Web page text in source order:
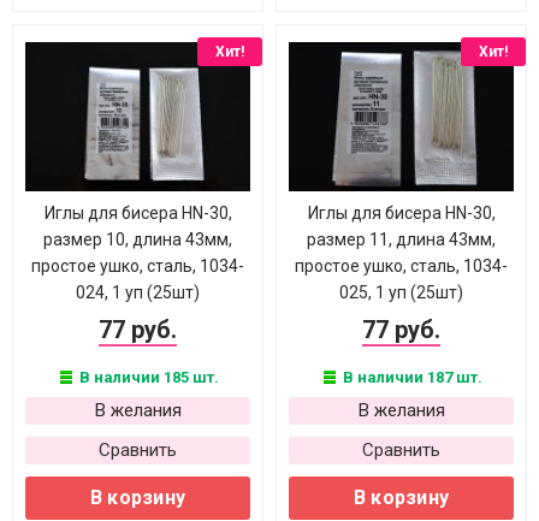
Хит!
Иглы для бисера HN-30,
размер 10, длина 43мм,
простое ушко, сталь, 1034-
024, 1 уп (25шт)
77 руб.
В наличии 185 шт.
В желания
Сравнить
В корзину
Хит!
Иглы для бисера HN-30,
размер 11, длина 43мм,
простое ушко, сталь, 1034-
025, 1 уп (25шт)
77 руб.
В наличии 187 шт.
В желания
Сравнить
В корзину